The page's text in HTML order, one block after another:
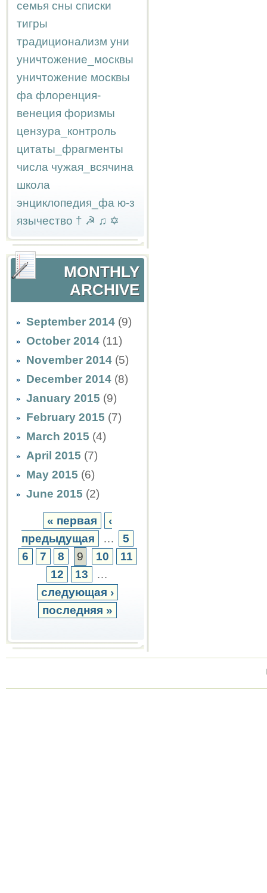
семья сны списки
тигры
традиционализм уни
уничтожение_москвы
уничтожение москвы
фа флоренция-
венеция форизмы
цензура_контроль
цитаты_фрагменты
числа чужая_всячина
школа
энциклопедия_фа ю-з
язычество † ☭ ♫ ✡
MONTHLY
ARCHIVE
September 2014 (9)
October 2014 (11)
November 2014 (5)
December 2014 (8)
January 2015 (9)
February 2015 (7)
March 2015 (4)
April 2015 (7)
May 2015 (6)
June 2015 (2)
« первая
‹
предыдущая
…
5
6
7 8 9 10
11
12
13
…
следующая ›
последняя »